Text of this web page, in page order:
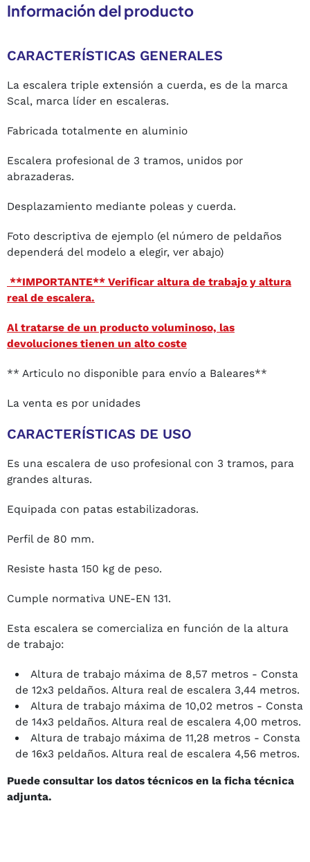
Información del producto
CARACTERÍSTICAS GENERALES
La escalera triple extensión a cuerda, es de la marca
Scal, marca líder en escaleras.
Fabricada totalmente en aluminio
Escalera profesional de 3 tramos, unidos por
abrazaderas.
Desplazamiento mediante poleas y cuerda.
Foto descriptiva de ejemplo (el número de peldaños
dependerá del modelo a elegir, ver abajo)
**IMPORTANTE** Verificar altura de trabajo y altura
real de escalera.
Al tratarse de un producto voluminoso, las
devoluciones tienen un alto coste
** Articulo no disponible para envío a Baleares**
La venta es por unidades
CARACTERÍSTICAS DE USO
Es una escalera de uso profesional con 3 tramos, para
grandes alturas.
Equipada con patas estabilizadoras.
Perfil de 80 mm.
Resiste hasta 150 kg de peso.
Cumple normativa UNE-EN 131.
Esta escalera se comercializa en función de la altura
de trabajo:
Altura de trabajo máxima de 8,57 metros - Consta
de 12x3 peldaños. Altura real de escalera 3,44 metros.
Altura de trabajo máxima de 10,02 metros - Consta
de 14x3 peldaños. Altura real de escalera 4,00 metros.
Altura de trabajo máxima de 11,28 metros - Consta
de 16x3 peldaños. Altura real de escalera 4,56 metros.
Puede consultar los datos técnicos en la ficha técnica
adjunta.